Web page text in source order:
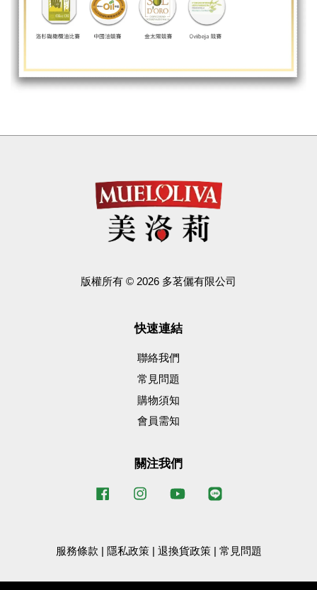
版權所有 © 2026 多茗儷有限公司
快速連結
聯絡我們
常見問題
購物須知
會員需知
關注我們
Facebook Instagram YouTube
服務條款 | 隱私政策| 退換貨政策| 常見問題